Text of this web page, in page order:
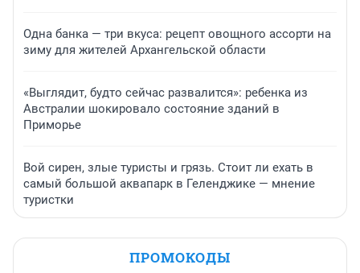
Одна банка — три вкуса: рецепт овощного ассорти на
зиму для жителей Архангельской области
«Выглядит, будто сейчас развалится»: ребенка из
Австралии шокировало состояние зданий в
Приморье
Вой сирен, злые туристы и грязь. Стоит ли ехать в
самый большой аквапарк в Геленджике — мнение
туристки
ПРОМОКОДЫ